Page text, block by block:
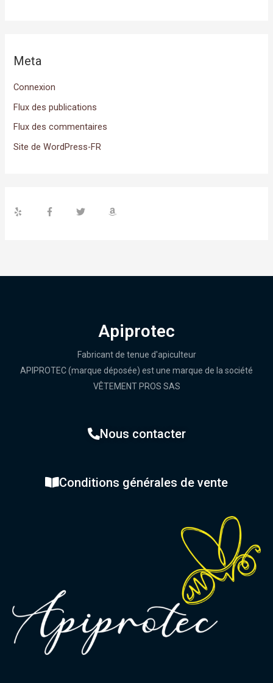
Meta
Connexion
Flux des publications
Flux des commentaires
Site de WordPress-FR
Apiprotec
Fabricant de tenue d'apiculteur
APIPROTEC (marque déposée) est une marque de la société
VÊTEMENT PROS SAS
Nous contacter
Conditions générales de vente